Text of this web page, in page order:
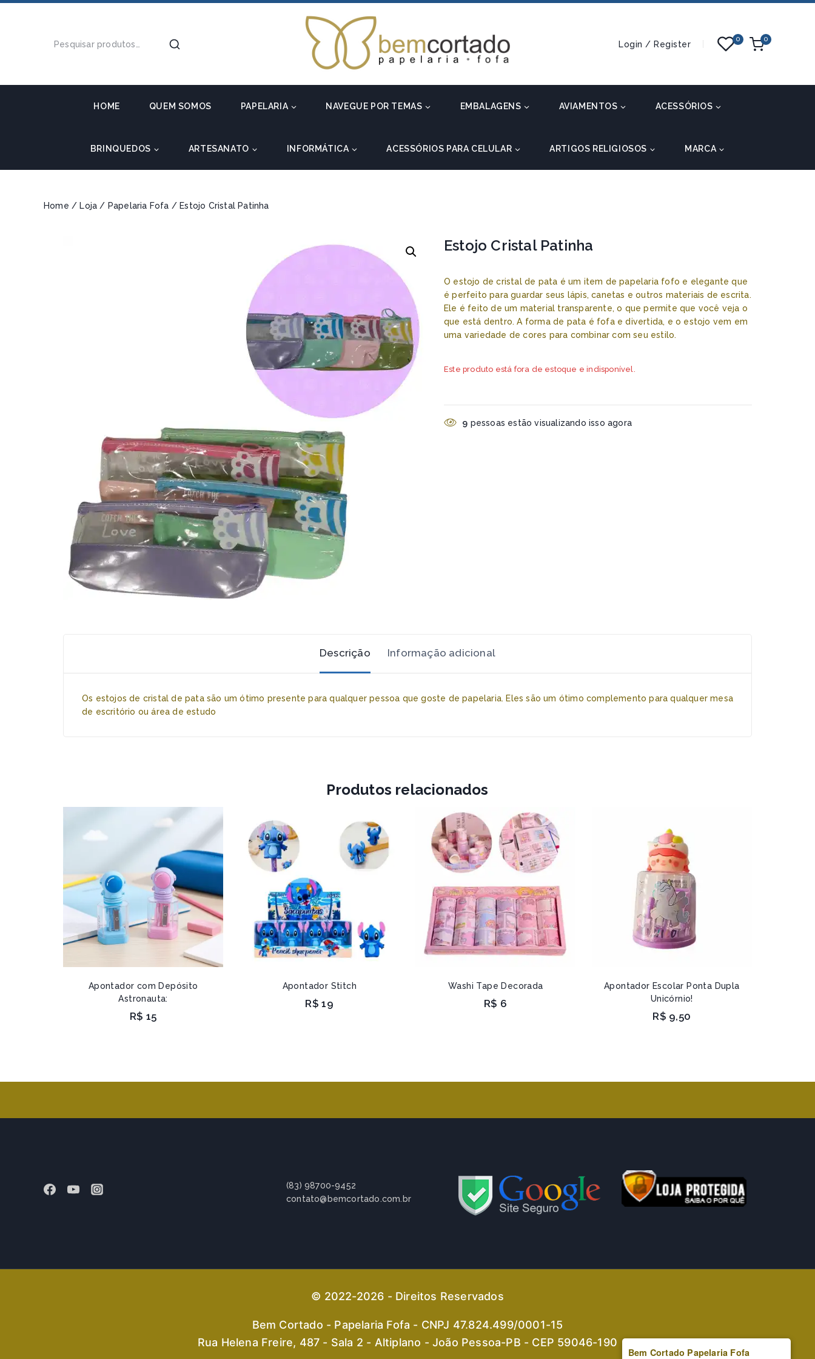
Login / Register
0 0
HOME QUEM SOMOS PAPELARIA NAVEGUE POR TEMAS EMBALAGENS AVIAMENTOS ACESSÓRIOS
BRINQUEDOS ARTESANATO INFORMÁTICA ACESSÓRIOS PARA CELULAR ARTIGOS RELIGIOSOS MARCA
Home / Loja / Papelaria Fofa / Estojo Cristal Patinha
Estojo Cristal Patinha
O estojo de cristal de pata é um item de papelaria fofo e elegante que
é perfeito para guardar seus lápis, canetas e outros materiais de escrita.
Ele é feito de um material transparente, o que permite que você veja o
que está dentro. A forma de pata é fofa e divertida, e o estojo vem em
uma variedade de cores para combinar com seu estilo.
Este produto está fora de estoque e indisponível.
9 pessoas estão visualizando isso agora
Descrição Informação adicional
Os estojos de cristal de pata são um ótimo presente para qualquer pessoa que goste de papelaria. Eles são um ótimo complemento para qualquer mesa
de escritório ou área de estudo
Produtos relacionados
Apontador com Depósito
Astronauta:
R$ 15
Apontador Stitch
R$ 19
Washi Tape Decorada
R$ 6
Apontador Escolar Ponta Dupla
Unicórnio!
R$ 9,50
(83) 98700-9452
contato@bemcortado.com.br
© 2022-2026 - Direitos Reservados
Bem Cortado - Papelaria Fofa - CNPJ 47.824.499/0001-15
Rua Helena Freire, 487 - Sala 2 - Altiplano - João Pessoa-PB - CEP 59046-190
Bem Cortado Papelaria Fofa